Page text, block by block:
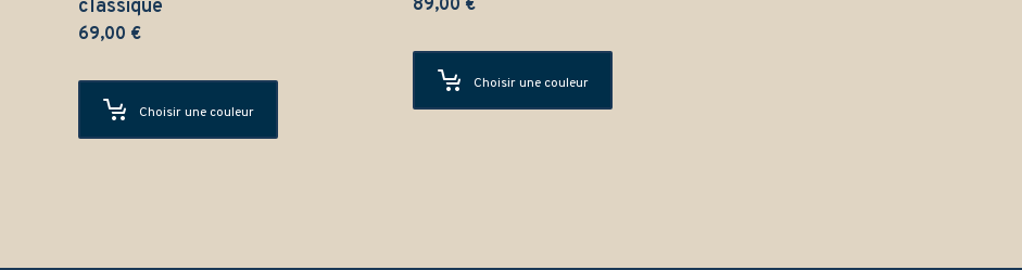
classique
69,00 €
Choisir une couleur
89,00 €
Choisir une couleur